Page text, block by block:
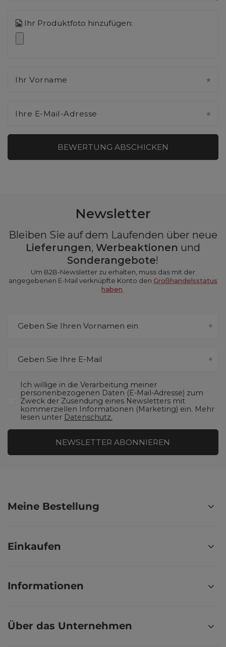
Ihr Produktfoto hinzufügen:
Ihr Vorname
Ihre E-Mail-Adresse
BEWERTUNG ABSCHICKEN
Newsletter
Bleiben Sie auf dem Laufenden über neue
Lieferungen, Werbeaktionen und
Sonderangebote!
Um B2B-Newsletter zu erhalten, muss das mit der
angegebenen E-Mail verknüpfte Konto den Großhandelsstatus
haben
Geben Sie Ihren Vornamen ein
Geben Sie Ihre E-Mail
Ich willige in die Verarbeitung meiner
personenbezogenen Daten (E-Mail-Adresse) zum
Zweck der Zusendung eines Newsletters mit
kommerziellen Informationen (Marketing) ein. Mehr
lesen unter Datenschutz.
NEWSLETTER ABONNIEREN
Meine Bestellung
Einkaufen
Informationen
Über das Unternehmen